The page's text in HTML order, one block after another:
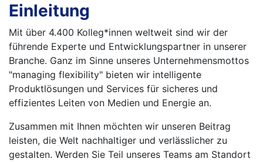
Einleitung
Mit über 4.400 Kolleg*innen weltweit sind wir der
führende Experte und Entwicklungspartner in unserer
Branche. Ganz im Sinne unseres Unternehmensmottos
"managing flexibility" bieten wir intelligente
Produktlösungen und Services für sicheres und
effizientes Leiten von Medien und Energie an.
Zusammen mit Ihnen möchten wir unseren Beitrag
leisten, die Welt nachhaltiger und verlässlicher zu
gestalten. Werden Sie Teil unseres Teams am Standort